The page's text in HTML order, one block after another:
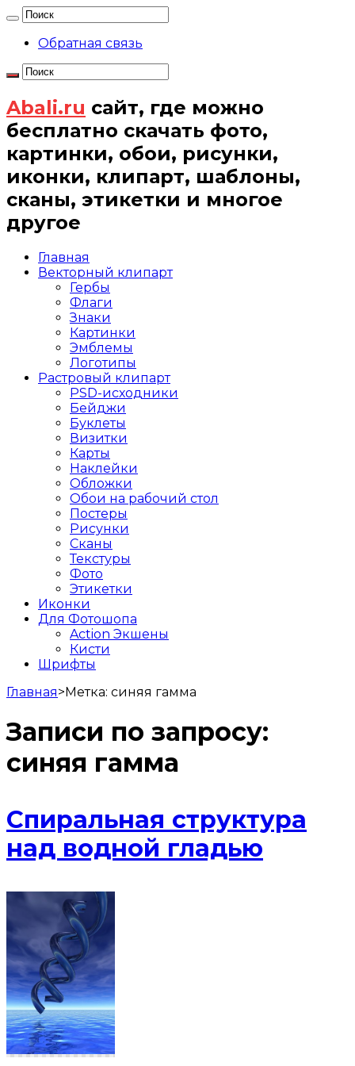
Обратная связь
Abali.ru сайт, где можно
бесплатно скачать фото,
картинки, обои, рисунки,
иконки, клипарт, шаблоны,
сканы, этикетки и многое
другое
Главная
Векторный клипарт
Гербы
Флаги
Знаки
Картинки
Эмблемы
Логотипы
Растровый клипарт
PSD-исходники
Бейджи
Буклеты
Визитки
Карты
Наклейки
Обложки
Обои на рабочий стол
Постеры
Рисунки
Сканы
Текстуры
Фото
Этикетки
Иконки
Для Фотошопа
Action Экшены
Кисти
Шрифты
Главная>Метка: синяя гамма
Записи по запросу:
синяя гамма
Спиральная структура
над водной гладью